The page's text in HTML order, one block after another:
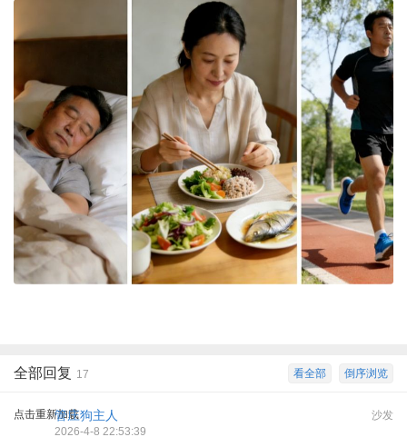
倒序浏览
看全部
全部回复 17
点击重新加载 沙发
管庄狗主人
2026-4-8 22:53:39